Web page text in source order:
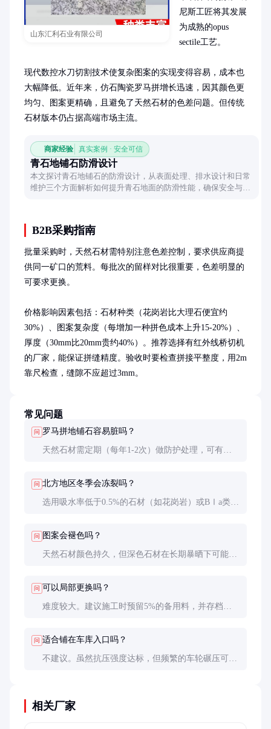
山东汇利石业有限公司
尼斯工匠将其发展
为成熟的opus
sectile工艺。
现代数控水刀切割技术使复杂图案的实现变得容易，成本也
大幅降低。近年来，仿石陶瓷罗马拼增长迅速，因其颜色更
均匀、图案更精确，且避免了天然石材的色差问题。但传统
石材版本仍占据高端市场主流。
商家经验 真实案例 · 安全可信
青石地铺石防滑设计
本文探讨青石地铺石的防滑设计，从表面处理、排水设计和日常
维护三个方面解析如何提升青石地面的防滑性能，确保安全与美
B2B采购指南
批量采购时，天然石材需特别注意色差控制，要求供应商提
供同一矿口的荒料。每批次的留样对比很重要，色差明显的
可要求更换。
价格影响因素包括：石材种类（花岗岩比大理石便宜约
30%）、图案复杂度（每增加一种拼色成本上升15-20%）、
厚度（30mm比20mm贵约40%）。推荐选择有红外线桥切机
的厂家，能保证拼缝精度。验收时要检查拼接平整度，用2m
靠尺检查，缝隙不应超过3mm。
常见问题
问 罗马拼地铺石容易脏吗？
天然石材需定期（每年1-2次）做防护处理，可有效
问 北方地区冬季会冻裂吗？
选用吸水率低于0.5%的石材（如花岗岩）或BⅠa类仿
问 图案会褪色吗？
天然石材颜色持久，但深色石材在长期暴晒下可能轻
问 可以局部更换吗？
难度较大。建议施工时预留5%的备用料，并存档精
问 适合铺在车库入口吗？
不建议。虽然抗压强度达标，但频繁的车轮碾压可能
相关厂家